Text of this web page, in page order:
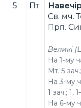
5 Пт
Св. мч.
Прп.
Великі
На 1-му
Мт. 5 зач.;
На 3-му
1 зач.; 1,
На 6-му